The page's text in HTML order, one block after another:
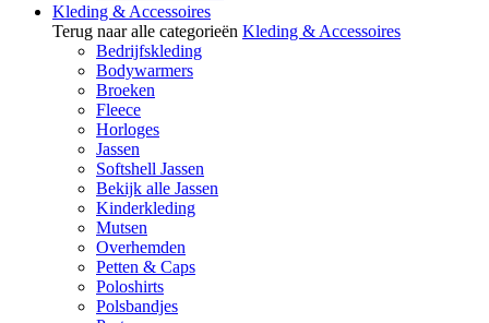
Kleding & Accessoires
Terug naar alle categorieën Kleding & Accessoires
Bedrijfskleding
Bodywarmers
Broeken
Fleece
Horloges
Jassen
Softshell Jassen
Bekijk alle Jassen
Kinderkleding
Mutsen
Overhemden
Petten & Caps
Poloshirts
Polsbandjes